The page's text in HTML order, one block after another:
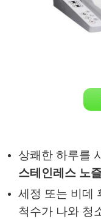
상쾌한 하루를
스테인레스 노
세정 또는 비데
척수가 나와 청